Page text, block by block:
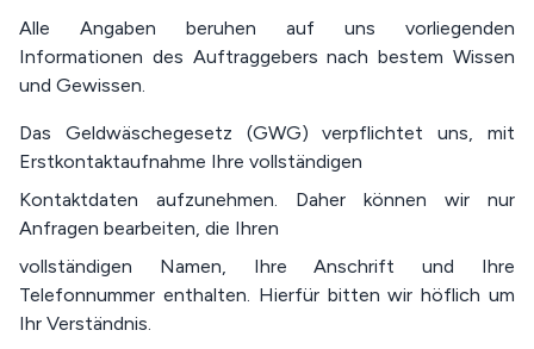
Alle Angaben beruhen auf uns vorliegenden
Informationen des Auftraggebers nach bestem Wissen
und Gewissen.
Das Geldwäschegesetz (GWG) verpflichtet uns, mit
Erstkontaktaufnahme Ihre vollständigen
Kontaktdaten aufzunehmen. Daher können wir nur
Anfragen bearbeiten, die Ihren
vollständigen Namen, Ihre Anschrift und Ihre
Telefonnummer enthalten. Hierfür bitten wir höflich um
Ihr Verständnis.